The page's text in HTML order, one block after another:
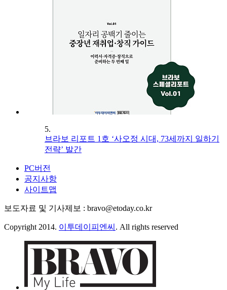
5.
브라보 리포트 1호 ‘사오정 시대, 73세까지 일하기
전략’ 발간
PC버전
공지사항
사이트맵
보도자료 및 기사제보 : bravo@etoday.co.kr
Copyright 2014. 이투데이피엔씨 . All rights reserved